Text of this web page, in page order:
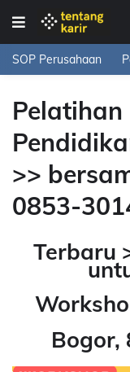
SOP Perusahaan
Pelatihan
>>
0853-
Terbaru
Bogor,